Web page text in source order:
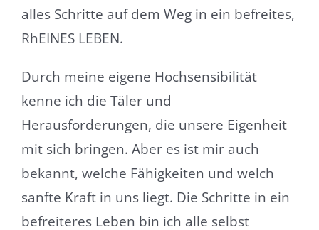
alles Schritte auf dem Weg in ein befreites,
RhEINES LEBEN.
Durch meine eigene Hochsensibilität
kenne ich die Täler und
Herausforderungen, die unsere Eigenheit
mit sich bringen. Aber es ist mir auch
bekannt, welche Fähigkeiten und welch
sanfte Kraft in uns liegt. Die Schritte in ein
befreiteres Leben bin ich alle selbst